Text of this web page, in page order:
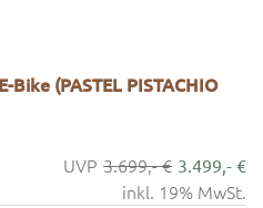
(PASTEL PISTACHIO
3.699,- € 3.499,- €
inkl. 19% MwSt.